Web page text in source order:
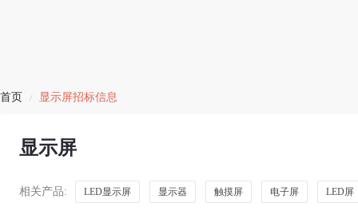
首页 / 显示屏招标信息
显示屏
相关产品: LED显示屏 显示器 触摸屏 电子屏 LED屏